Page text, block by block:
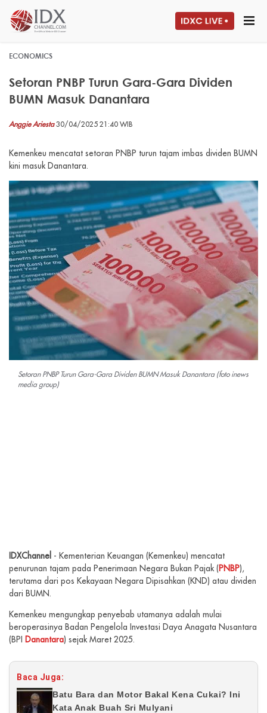
ECONOMICS
Setoran PNBP Turun Gara-Gara Dividen
BUMN Masuk Danantara
Anggie Ariesta30/04/2025 21:40 WIB
Kemenkeu mencatat setoran PNBP turun tajam imbas dividen BUMN
kini masuk Danantara.
Setoran PNBP Turun Gara-Gara Dividen BUMN Masuk Danantara (foto inews
media group)
IDXChannel - Kementerian Keuangan (Kemenkeu) mencatat
penurunan tajam pada Penerimaan Negara Bukan Pajak (PNBP),
terutama dari pos Kekayaan Negara Dipisahkan (KND) atau dividen
dari BUMN.
Kemenkeu mengungkap penyebab utamanya adalah mulai
beroperasinya Badan Pengelola Investasi Daya Anagata Nusantara
(BPI Danantara) sejak Maret 2025.
Baca Juga:
Batu Bara dan Motor Bakal Kena Cukai? Ini
Kata Anak Buah Sri Mulyani